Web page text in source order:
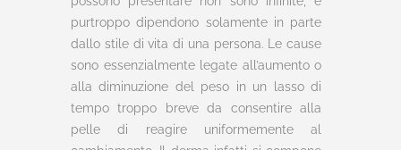
purtroppo dipendono solamente in parte
dallo stile di vita di una persona. Le cause
sono essenzialmente legate all’aumento o
alla diminuzione del peso in un lasso di
tempo troppo breve da consentire alla
pelle di reagire uniformemente al